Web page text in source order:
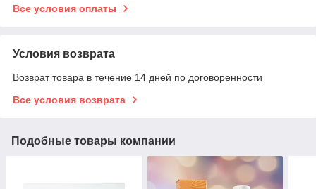
Все условия оплаты
Условия возврата
Возврат товара в течение 14 дней по договоренности
Все условия возврата
Подобные товары компании